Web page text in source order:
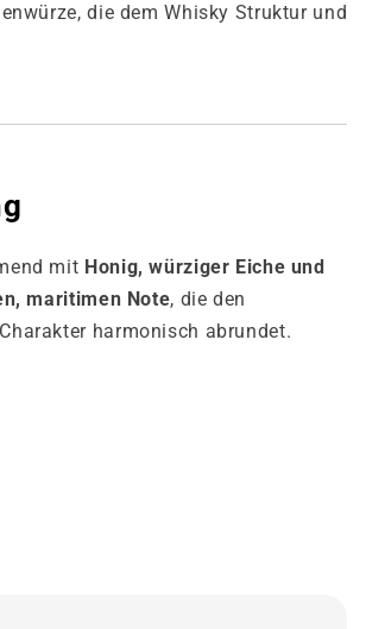
die dem Whisky Struktur und
mit Honig, würziger Eiche und
maritimen Note, die den
harmonisch abrundet.